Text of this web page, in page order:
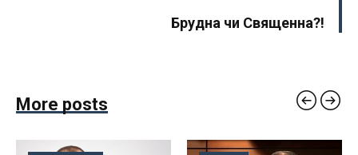
Брудна чи Священна?!
More posts